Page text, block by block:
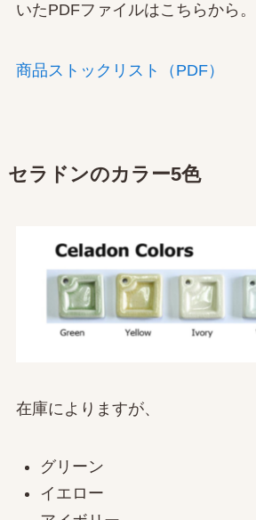
いたPDFファイルはこちらから。
商品ストックリスト（PDF）
セラドンのカラー5色
在庫によりますが、
グリーン
イエロー